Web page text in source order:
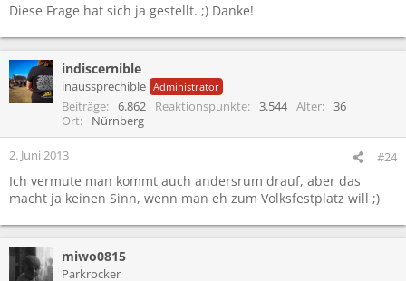
Diese Frage hat sich ja gestellt. ;) Danke!
indiscernible
inaussprechible Administrator
Beiträge 6.862 Reaktionspunkte 3.544 Alter
36
Ort
Nürnberg
2. Juni 2013 #24
Ich vermute man kommt auch andersrum drauf, aber das
macht ja keinen Sinn, wenn man eh zum Volksfestplatz will ;)
miwo0815
Parkrocker